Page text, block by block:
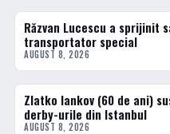
DIVERSE
Răzvan Lucescu a sprijinit
transportator special
AUGUST 8, 2026
FOTBAL EXTERN
Zlatko Iankov (60 de ani)
derby-urile din Istanbul
AUGUST 8, 2026